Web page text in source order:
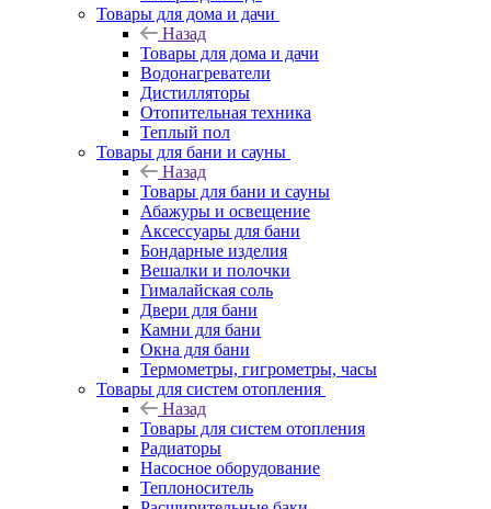
Товары для дома и дачи
Назад
Товары для дома и дачи
Водонагреватели
Дистилляторы
Отопительная техника
Теплый пол
Товары для бани и сауны
Назад
Товары для бани и сауны
Абажуры и освещение
Аксессуары для бани
Бондарные изделия
Вешалки и полочки
Гималайская соль
Двери для бани
Камни для бани
Окна для бани
Термометры, гигрометры, часы
Товары для систем отопления
Назад
Товары для систем отопления
Радиаторы
Насосное оборудование
Теплоноситель